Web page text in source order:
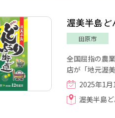
渥美半島ど
田原市
全国屈指の農
店が「地元渥
2025年1
渥美半島